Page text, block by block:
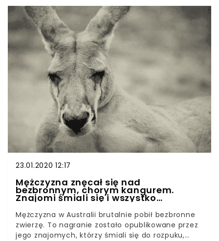
ostatecznie udało się złapać uciekiniera, okazuje
się, że w polskim lesie od kilkunastu dni ukrywa się
kolejny osobnik. To skutki niepokojącego trendu,
którego wzrost zauważają eksperci.
23.01.2020 12:17
Mężczyzna znęcał się nad
bezbronnym, chorym kangurem.
Znajomi śmiali się i wszystko
nagrywali
Mężczyzna w Australii brutalnie pobił bezbronne
zwierzę. To nagranie zostało opublikowane przez
jego znajomych, którzy śmiali się do rozpuku,